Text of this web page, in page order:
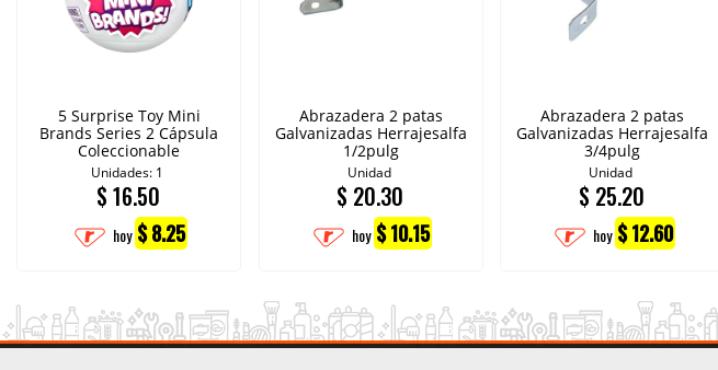
5 Surprise Toy Mini
Brands Series 2 Cápsula
Coleccionable
Unidades: 1
$ 16.50
hoy $ 8.25
Abrazadera 2 patas
Galvanizadas Herrajesalfa
1/2pulg
Unidad
$ 20.30
hoy $ 10.15
Abrazadera 2 patas
Galvanizadas Herrajesalfa
3/4pulg
Unidad
$ 25.20
hoy $ 12.60